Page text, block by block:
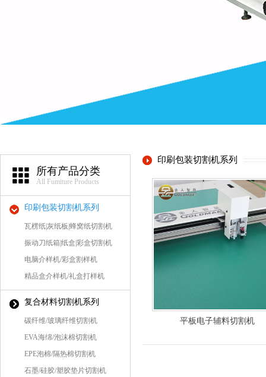
所有产品分类
All Fumiture Products
印刷包装切割机系列
瓦楞纸|灰纸板|蜂窝纸切割机
振动刀纸箱|纸盒|彩盒切割机
电脑介样机/彩盒割样机
精品盒介样机/礼盒打样机
复合材料切割机系列
碳纤维/玻璃纤维切割机
EVA海绵/泡沫棉切割机
EPE泡棉/隔热棉切割机
石墨/硅胶/塑胶垫片切割机
印刷包装切割机系列
平板电子辅料切割机